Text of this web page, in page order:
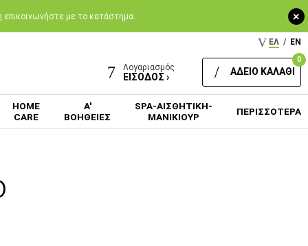
+
επικοινωνήστε με το κατάστημα.
ΕΛ / EN
Λογαριασμός
ΕΙΣΟΔΟΣ ›
0
ΑΔΕΙΟ ΚΑΛΑΘΙ
HOME
CARE
Α'
ΒΟΗΘΕΙΕΣ
SPA-ΑΙΣΘΗΤΙΚΗ-
ΜΑΝΙΚΙΟΥΡ
ΠΕΡΙΣΣΟΤΕΡΑ